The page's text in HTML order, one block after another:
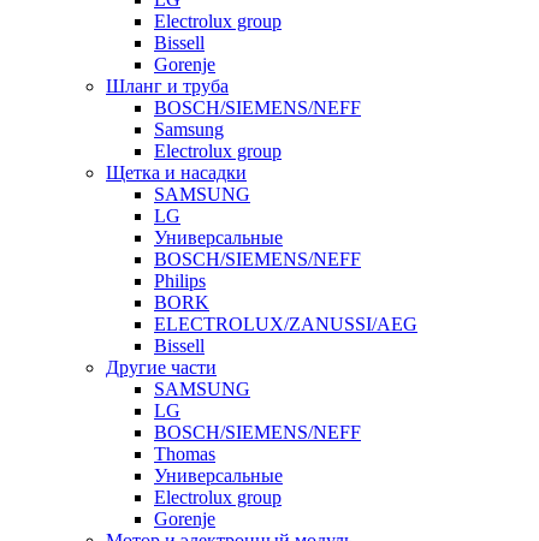
Electrolux group
Bissell
Gorenje
Шланг и труба
BOSCH/SIEMENS/NEFF
Samsung
Electrolux group
Щетка и насадки
SAMSUNG
LG
Универсальные
BOSCH/SIEMENS/NEFF
Philips
BORK
ELECTROLUX/ZANUSSI/AEG
Bissell
Другие части
SAMSUNG
LG
BOSCH/SIEMENS/NEFF
Thomas
Универсальные
Electrolux group
Gorenje